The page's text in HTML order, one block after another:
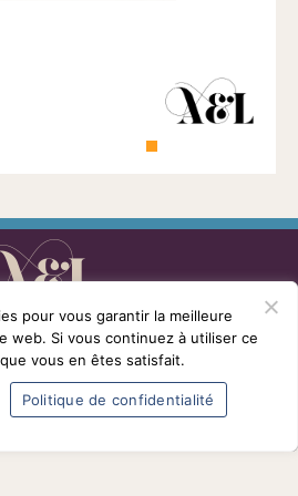
Intervenants
Partenaires
Contact
Conférences arts et loisirs 2026
Nous
sur
pour vous garantir la meilleure
web. Si vous continuez à utiliser ce
vous en êtes satisfait.
Politique de confidentialité